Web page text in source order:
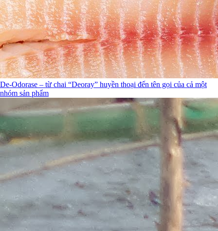
De-Odorase – từ chai “Deoray” huyền thoại đến tên gọi của cả một
nhóm sản phẩm